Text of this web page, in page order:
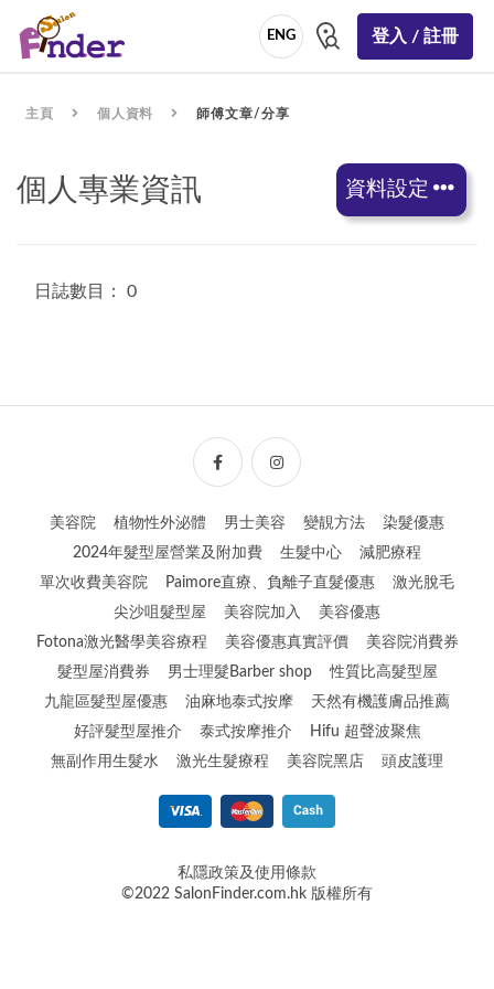
ENG 登入 / 註冊
主頁 個人資料 師傅文章/分享
個人專業資訊 資料設定
日誌數目： 0
美容院 植物性外泌體 男士美容 變靚方法
染髮優惠
2024年髮型屋營業及附加費
生髮中心
減肥療程
單次收費美容院
Paimore直療、負離子直髮優惠
激光脫毛
尖沙咀髮型屋
美容院加入
美容優惠
Fotona激光醫學美容療程
美容優惠真實評價
美容院消費券
髮型屋消費券
男士理髮Barber shop
性質比高髮型屋
九龍區髮型屋優惠
油麻地泰式按摩
天然有機護膚品推薦
好評髮型屋推介
泰式按摩推介
Hifu 超聲波聚焦
無副作用生髮水
激光生髮療程 美容院黑店 頭皮護理
私隱政策及使用條款
©2022 SalonFinder.com.hk 版權所有